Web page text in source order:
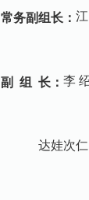
常务副组长：
副 组 长： 李
达娃次仁 市